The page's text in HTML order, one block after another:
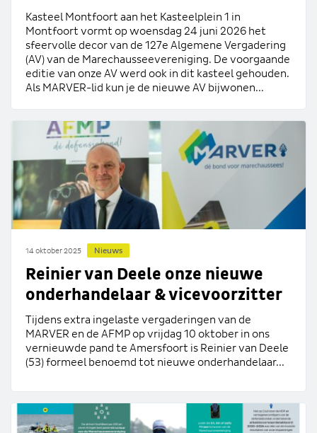
Kasteel Montfoort aan het Kasteelplein 1 in
Montfoort vormt op woensdag 24 juni 2026 het
sfeervolle decor van de 127e Algemene Vergadering
(AV) van de Marechausseevereniging. De voorgaande
editie van onze AV werd ook in dit kasteel gehouden.
Als MARVER-lid kun je de nieuwe AV bijwonen...
14 oktober 2025 Nieuws
Reinier van Deele onze nieuwe
onderhandelaar & vicevoorzitter
Tijdens extra ingelaste vergaderingen van de
MARVER en de AFMP op vrijdag 10 oktober in ons
vernieuwde pand te Amersfoort is Reinier van Deele
(53) formeel benoemd tot nieuwe onderhandelaar...